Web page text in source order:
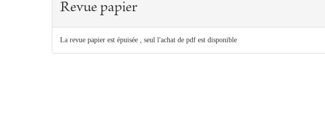
Revue papier
La revue papier est épuisée , seul l'achat de pdf est disponible